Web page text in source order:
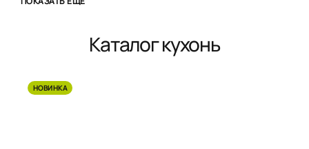
Каталог кухонь
НОВИНКА